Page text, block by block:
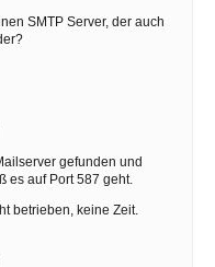
SMTP Server, der auch
gefunden und
es auf Port 587 geht.
betrieben, keine Zeit.